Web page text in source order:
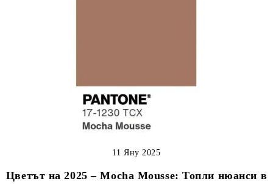
Цветът на 2025 – Mocha Mousse: Топли нюанси в
11 Яну 2025